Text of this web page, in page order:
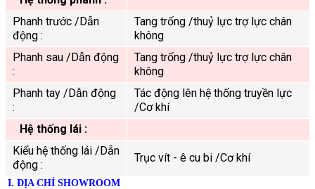
Phanh trước /Dẫn
động :
Tang trống /thuỷ lực trợ lực chân
không
Phanh sau /Dẫn động
:
Tang trống /thuỷ lực trợ lực chân
không
Phanh tay /Dẫn động
:
Tác động lên hệ thống truyền lực
/Cơ khí
Hệ thống lái :
Kiểu hệ thống lái /Dẫn
động :
Trục vít - ê cu bi /Cơ khí
I. ĐỊA CHỈ SHOWROOM